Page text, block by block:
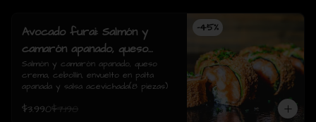
-45%
Avocado furai: Salmón y
camarón apanado, queso
crema, cebollín, envuelto en
palta apanada y salsa
Salmón y camarón apanado, queso
crema, cebollín, envuelto en palta
apanada y salsa acevichada(8 piezas)
$3.990$7.190